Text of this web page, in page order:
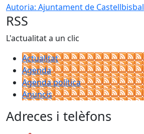
Autoria: Ajuntament de Castellbisbal
RSS
L'actualitat a un clic
Actualitat
Agenda
Agenda política
Anuncis
Adreces i telèfons